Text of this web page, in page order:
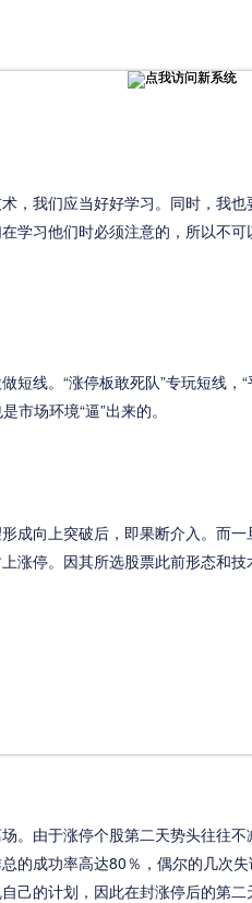
我们应当好好学习。同时，我也
学习他们时必须注意的，所以不可
线。“涨停板敢死队”专玩短线，“
市场环境“逼”出来的。
向上突破后，即果断介入。而一
涨停。因其所选股票此前形态和技
由于涨停个股第二天势头往往不
的成功率高达80％，偶尔的几次
己的计划，因此在封涨停后的第二